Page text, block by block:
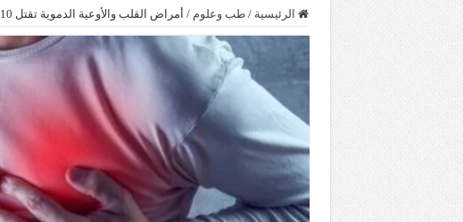
الرئيسية / طب وعلوم / أمراض القلب والأوعية الدموية تقتل 10 آلاف شخص يومياً في أوروبا